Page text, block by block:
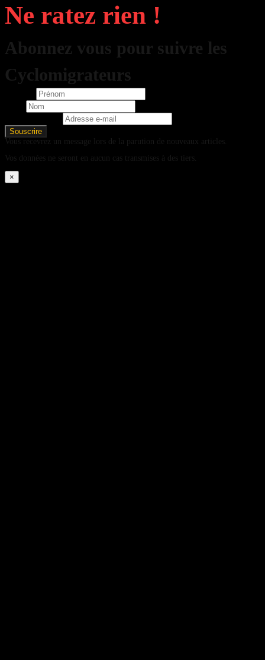
Ne ratez rien !
Abonnez vous pour suivre les
Cyclomigrateurs
Vous recevrez un message lors de la parution de nouveaux articles.
Vos données ne seront en aucun cas transmises à des tiers.
×